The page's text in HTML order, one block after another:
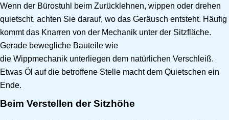
Wenn der Bürostuhl beim Zurücklehnen, wippen oder drehen
quietscht, achten Sie darauf, wo das Geräusch entsteht. Häufig
kommt das Knarren von der Mechanik unter der Sitzfläche.
Gerade bewegliche Bauteile wie
die Wippmechanik unterliegen dem natürlichen Verschleiß.
Etwas Öl auf die betroffene Stelle macht dem Quietschen ein
Ende.
Beim Verstellen der Sitzhöhe